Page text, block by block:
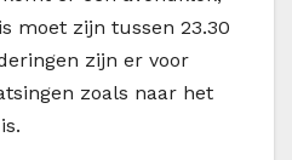
moet zijn tussen 23.30
zijn er voor
zoals naar het